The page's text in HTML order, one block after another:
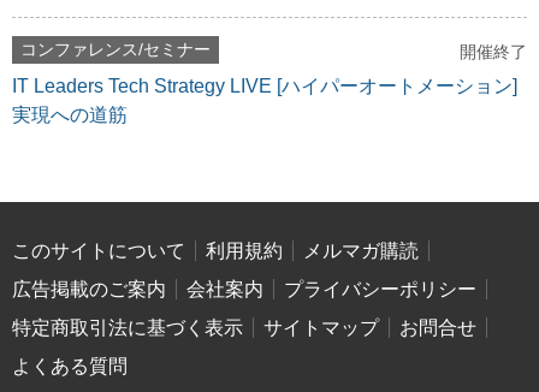
コンファレンス/セミナー 開催終了
IT Leaders Tech Strategy LIVE [ハイパーオートメーション]
実現への道筋
このサイトについて 利用規約
メルマガ購読
広告掲載のご案内
会社案内
プライバシーポリシー
特定商取引法に基づく表示
サイトマップ
お問合せ
よくある質問